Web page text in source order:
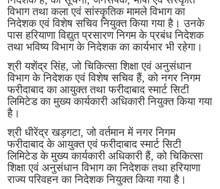
विभाग तथा कला एवं सांस्कृतिक मामले विभाग का
निदेशक एवं विशेष सचिव नियुक्त किया गया है। उनके
पास हरियाणा विद्युत प्रसारण निगम के प्रबंध निदेशक
तथा भविष्य विभाग के निदेशक का कार्यभार भी रहेगा।
श्री यशेंद्र सिंह, जो चिकित्सा शिक्षा एवं अनुसंधान
विभाग के निदेशक एवं विशेष सचिव हैं, को नगर निगम
फरीदाबाद का आयुक्त तथा फरीदाबाद स्मार्ट सिटी
लिमिटेड का मुख्य कार्यकारी अधिकारी नियुक्त किया गया
है।
श्री धीरेंद्र खड़गटा, जो वर्तमान में नगर निगम
फरीदाबाद के आयुक्त एवं फरीदाबाद स्मार्ट सिटी
लिमिटेड के मुख्य कार्यकारी अधिकारी हैं, को चिकित्सा
शिक्षा एवं अनुसंधान विभाग का निदेशक तथा हरियाणा
राज्य परिवहन का निदेशक नियुक्त किया गया है।